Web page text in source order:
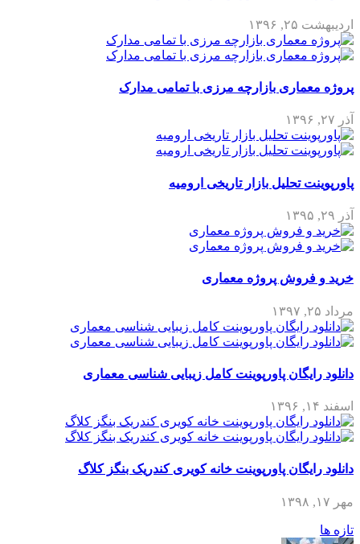
اردیبهشت ۲۵, ۱۳۹۶
پروژه معماری بازارچه مرزی با تمامی مدارک
آذر ۲۷, ۱۳۹۶
پاورپوینت تحلیل بازار تاریخی ارومیه
آذر ۲۹, ۱۳۹۵
خرید و فروش پروژه معماری
مرداد ۲۵, ۱۳۹۷
دانلود رایگان پاورپوینت کامل زیبایی شناسی معماری
اسفند ۱۴, ۱۳۹۶
دانلود رایگان پاورپوینت خانه کویری کندریک بنگز کلاگ
مهر ۱۷, ۱۳۹۸
تازه ها